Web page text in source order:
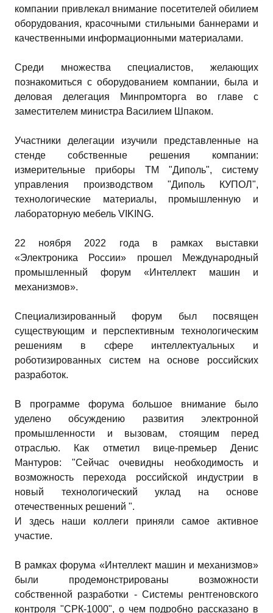
компании привлекал внимание посетителей обилием
оборудования, красочными стильными баннерами и
качественными информационными материалами.
Среди множества специалистов, желающих
познакомиться с оборудованием компании, была и
деловая делегация Минпромторга во главе с
заместителем министра Василием Шпаком.
Участники делегации изучили представленные на
стенде собственные решения компании:
измерительные приборы ТМ "Диполь", систему
управления производством "Диполь КУПОЛ",
технологические материалы, промышленную и
лабораторную мебель VIKING.
22 ноября 2022 года в рамках выставки
«Электроника России» прошел Международный
промышленный форум «Интеллект машин и
механизмов».
Специализированный форум был посвящен
существующим и перспективным технологическим
решениям в сфере интеллектуальных и
роботизированных систем на основе российских
разработок.
В программе форума большое внимание было
уделено обсуждению развития электронной
промышленности и вызовам, стоящим перед
отраслью. Как отметил вице-премьер Денис
Мантуров: "Сейчас очевидны необходимость и
возможность перехода российской индустрии в
новый технологический уклад на основе
отечественных решений ".
И здесь наши коллеги приняли самое активное
участие.
В рамках форума «Интеллект машин и механизмов»
были продемонстрированы возможности
собственной разработки - Системы рентгеновского
контроля "СРК-1000", о чем подробно рассказано в